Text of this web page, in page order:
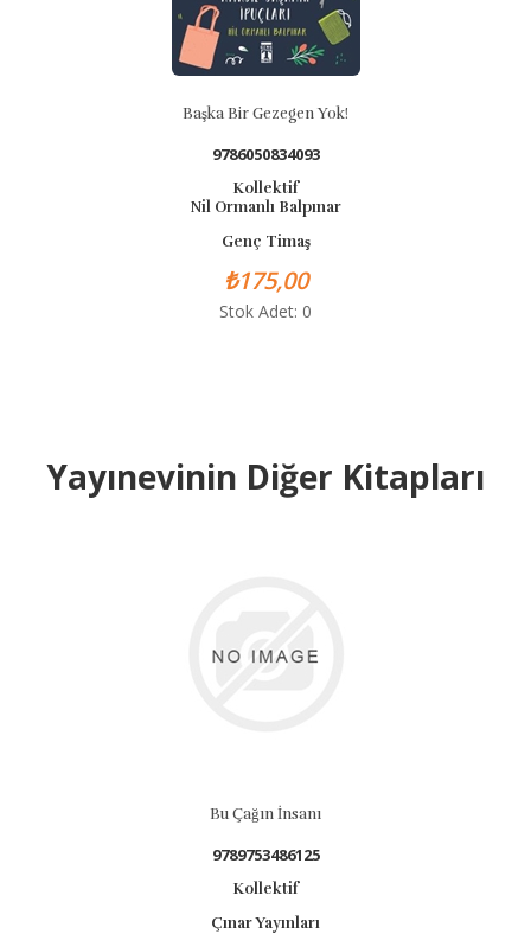
Başka Bir Gezegen Yok!
9786050834093
Kollektif
Nil Ormanlı Balpınar
Genç Timaş
₺175,00
Stok Adet: 0
Yayınevinin Diğer Kitapları
Bu Çağın İnsanı
9789753486125
Kollektif
Çınar Yayınları